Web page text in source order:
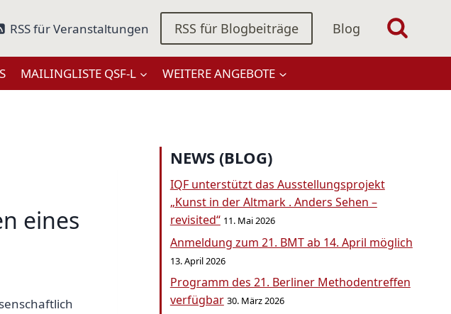
RSS für Veranstaltungen RSS für Blogbeiträge Blog
MAILINGLISTE QSF-L WEITERE ANGEBOTE
eines
NEWS (BLOG)
IQF unterstützt das Ausstellungsprojekt
„Kunst in der Altmark . Anders Sehen –
revisited“ 11. Mai 2026
Anmeldung zum 21. BMT ab 14. April möglich
13. April 2026
Programm des 21. Berliner Methodentreffen
verfügbar 30. März 2026